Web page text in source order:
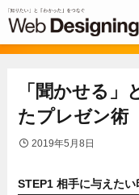
「聞かせる」
たプレゼン術
2019年5月8日
STEP1 相手に与えたい